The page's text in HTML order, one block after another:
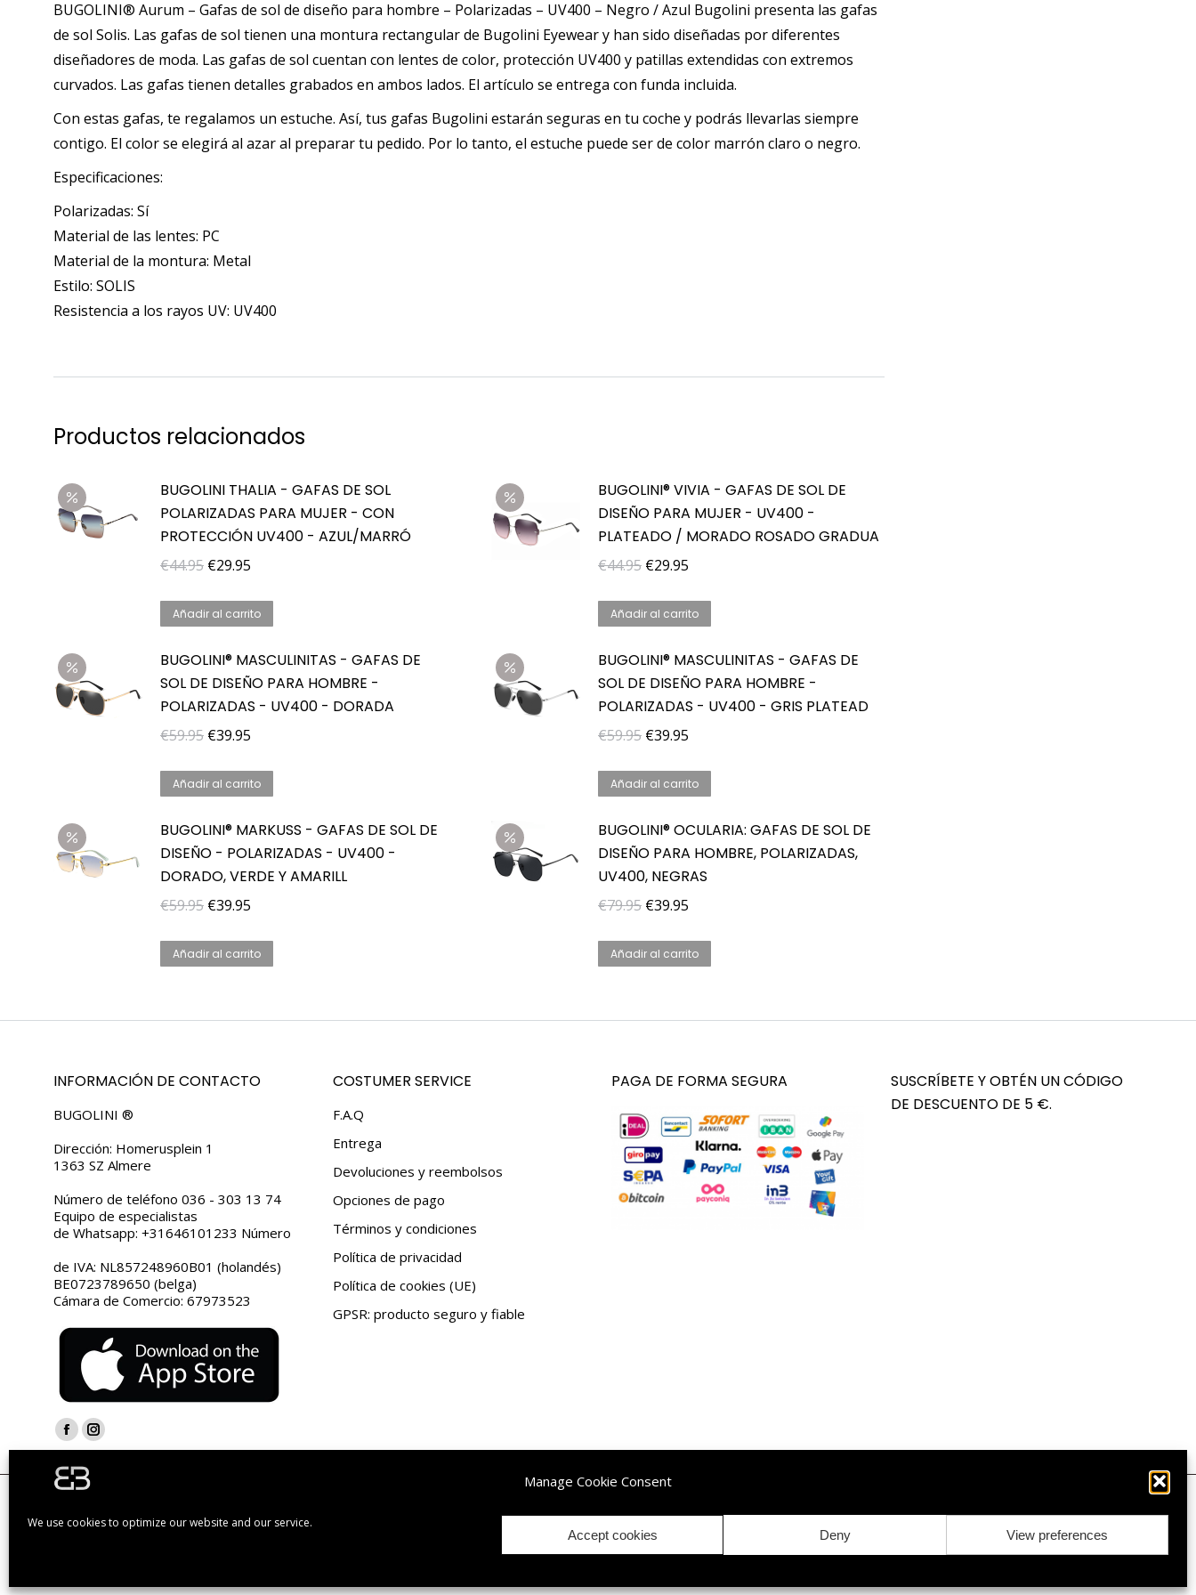
Manage Cookie Consent
We use cookies to optimize our website and our service.
Accept cookies Deny View preferences
Ojos
visibles
cantidad
BUGOLINI® Aurum – Gafas de sol de diseño para hombre – Polarizadas – UV400 – Negro / Azul Bugolini presenta las gafas
de sol Solis. Las gafas de sol tienen una montura rectangular de Bugolini Eyewear y han sido diseñadas por diferentes
diseñadores de moda. Las gafas de sol cuentan con lentes de color, protección UV400 y patillas extendidas con extremos
curvados. Las gafas tienen detalles grabados en ambos lados. El artículo se entrega con funda incluida.
Con estas gafas, te regalamos un estuche. Así, tus gafas Bugolini estarán seguras en tu coche y podrás llevarlas siempre
contigo. El color se elegirá al azar al preparar tu pedido. Por lo tanto, el estuche puede ser de color marrón claro o negro.
Especificaciones:
Polarizadas: Sí
Material de las lentes: PC
Material de la montura: Metal
Estilo: SOLIS
Resistencia a los rayos UV: UV400
Productos relacionados
BUGOLINI THALIA - GAFAS DE SOL
POLARIZADAS PARA MUJER - CON
PROTECCIÓN UV400 - AZUL/MARRÓ
€44.95 El
original
€44.95.
€29.95
actual
€29.95.
Añadir al carrito
BUGOLINI® VIVIA - GAFAS DE SOL DE
DISEÑO PARA MUJER - UV400 -
PLATEADO / MORADO ROSADO GRADUA
€44.95 El
original
€44.95.
€29.95
actual
€29.95.
Añadir al carrito
BUGOLINI® MASCULINITAS - GAFAS DE
SOL DE DISEÑO PARA HOMBRE -
POLARIZADAS - UV400 - DORADA
€59.95 El
original
€59.95.
€39.95
actual
€39.95.
Añadir al carrito
BUGOLINI® MASCULINITAS - GAFAS DE
SOL DE DISEÑO PARA HOMBRE -
POLARIZADAS - UV400 - GRIS PLATEAD
€59.95 El
original
€59.95.
€39.95
actual
€39.95.
Añadir al carrito
BUGOLINI® MARKUSS - GAFAS DE SOL DE
DISEÑO - POLARIZADAS - UV400 -
DORADO, VERDE Y AMARILL
€59.95 El
original
€39.95
actual
Añadir al carrito
BUGOLINI® OCULARIA: GAFAS DE SOL DE
DISEÑO PARA HOMBRE, POLARIZADAS,
UV400, NEGRAS
€79.95 El
original
€39.95
actual
Añadir al carrito
INFORMACIÓN DE CONTACTO
BUGOLINI ®
Dirección: Homerusplein 1
1363 SZ Almere
Número de teléfono 036 - 303 13 74
Equipo de especialistas
de Whatsapp: +31646101233 Número
de IVA: NL857248960B01 (holandés)
BE0723789650 (belga)
Cámara de Comercio: 67973523
Encuéntranos en:
Facebook
page
opens
new
Instagram
new
COSTUMER SERVICE
F.A.Q
Entrega
Devoluciones y reembolsos
Opciones de pago
Términos y condiciones
Política de privacidad
Política de cookies (UE)
GPSR: producto seguro y fiable
PAGA DE FORMA SEGURA
SUSCRÍBETE Y OBTÉN UN CÓDIGO
DE DESCUENTO DE 5 €.